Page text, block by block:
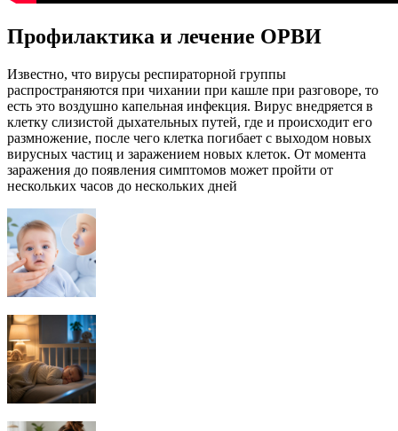
Профилактика и лечение ОРВИ
Известно, что вирусы респираторной группы
распространяются при чихании при кашле при разговоре, то
есть это воздушно капельная инфекция. Вирус внедряется в
клетку слизистой дыхательных путей, где и происходит его
размножение, после чего клетка погибает с выходом новых
вирусных частиц и заражением новых клеток. От момента
заражения до появления симптомов может пройти от
нескольких часов до нескольких дней